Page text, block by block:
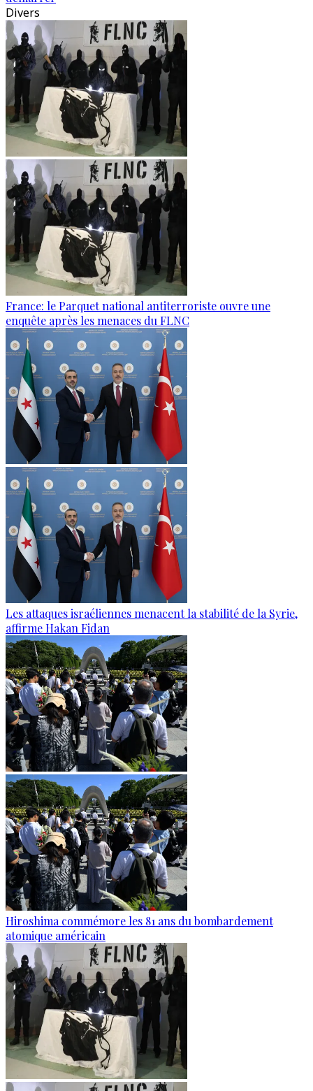
Divers
France: le Parquet national antiterroriste ouvre une
enquête après les menaces du FLNC
Les attaques israéliennes menacent la stabilité de la Syrie,
affirme Hakan Fidan
Hiroshima commémore les 81 ans du bombardement
atomique américain